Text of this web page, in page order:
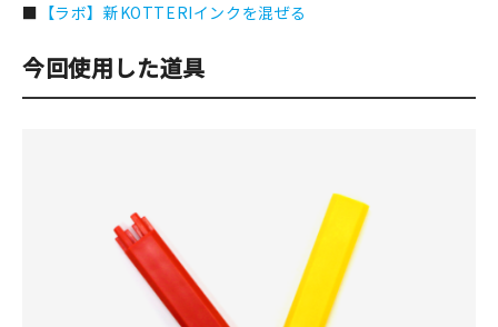
■ 【ラボ】新KOTTERIインクを混ぜる
今回使用した道具